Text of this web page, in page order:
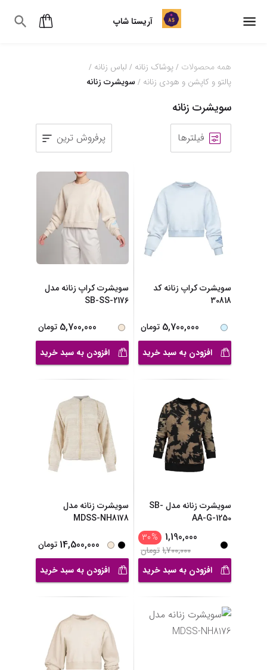
آریستا شاپ
همه محصولات / پوشاک زنانه / لباس زنانه /
پالتو و کاپشن و هودی زنانه / سویشرت زنانه
سویشرت زنانه
فیلترها پرفروش ترین
سویشرت کراپ زنانه کد
30818
5,700,000 تومان
افزودن به سبد خرید
سویشرت کراپ زنانه مدل
SB-SS-2176
5,700,000 تومان
افزودن به سبد خرید
سویشرت زنانه مدل SB-
AA-G-1250
1,190,000
%
30
1,700,000تومان
افزودن به سبد خرید
سویشرت زنانه مدل
MDSS-NH8178
14,500,000 تومان
افزودن به سبد خرید